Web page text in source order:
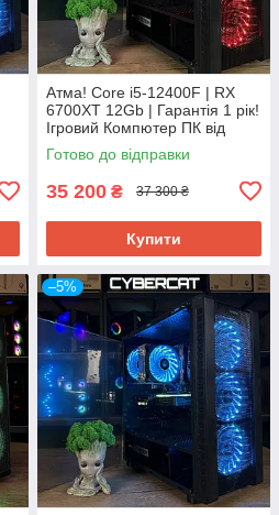
Атма! Core i5-12400F | RX
6700XT 12Gb | Гарантія 1 рік!
Ігровий Компютер ПК від
Магазин CyberCat
Готово до відправки
35 200 ₴ 37 300 ₴
Купити
–5%